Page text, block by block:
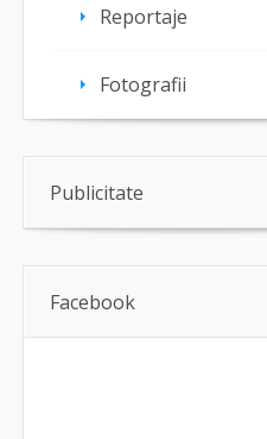
Reportaje
Fotografii
Publicitate
Facebook